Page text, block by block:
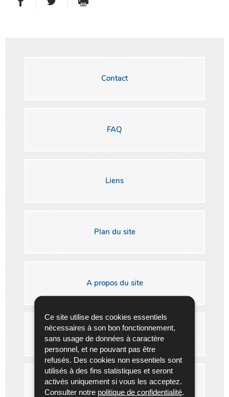
Ce site utilise des cookies essentiels
nécessaires à son bon fonctionnement,
sans usage de données à caractère
personnel, et ne pouvant pas être
refusés. Des cookies non essentiels sont
utilisés à des fins statistiques et seront
activés uniquement si vous les acceptez.
Consulter notre politique de confidentialité.
Contact
FAQ
Liens
Plan du site
A propos du site
Aspects legaux
Recherche